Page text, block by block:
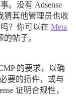
。没有 Adsense
猜其他管理员也收
？你可以在 Meta
帖子。
的要求，以确
要的插件，或与
证明合规性，